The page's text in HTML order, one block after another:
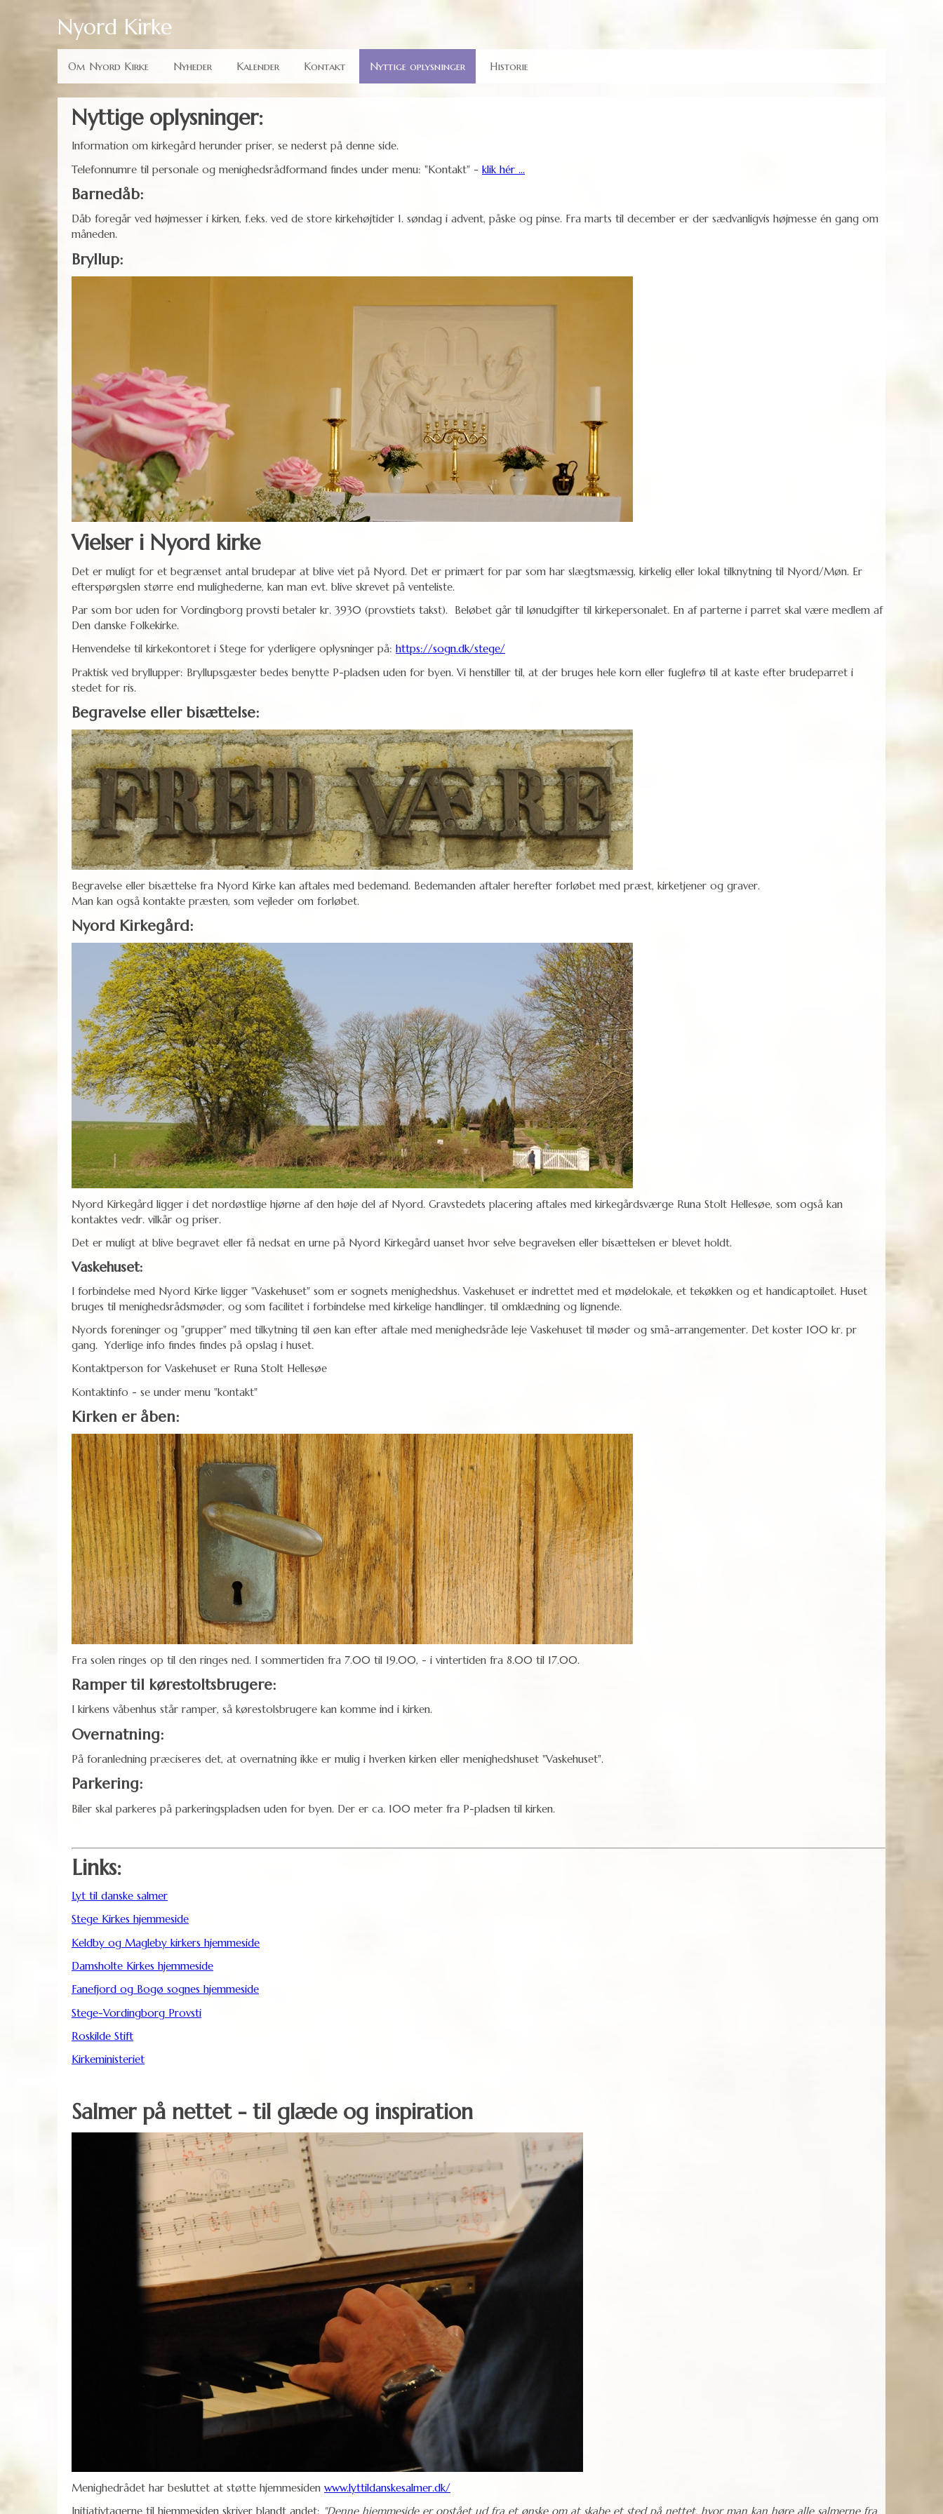
Om Nyord Kirke Nyheder Kalender Kontakt Nyttige oplysninger Historie
Nyttige oplysninger:
Information om kirkegård herunder priser, se nederst på denne side.
Telefonnumre til personale og menighedsrådformand findes under menu: "Kontakt" - klik hér ...
Barnedåb:
Dåb foregår ved højmesser i kirken, f.eks. ved de store kirkehøjtider 1. søndag i advent, påske og pinse. Fra marts til december er der sædvanligvis højmesse én gang om
måneden.
Bryllup:
Vielser i Nyord kirke
Det er muligt for et begrænset antal brudepar at blive viet på Nyord. Det er primært for par som har slægtsmæssig, kirkelig eller lokal tilknytning til Nyord/Møn. Er
efterspørgslen større end mulighederne, kan man evt. blive skrevet på venteliste.
Par som bor uden for Vordingborg provsti betaler kr. 3930 (provstiets takst). Beløbet går til lønudgifter til kirkepersonalet. En af parterne i parret skal være medlem af
Den danske Folkekirke.
Henvendelse til kirkekontoret i Stege for yderligere oplysninger på: https://sogn.dk/stege/
Praktisk ved bryllupper: Bryllupsgæster bedes benytte P-pladsen uden for byen. Vi henstiller til, at der bruges hele korn eller fuglefrø til at kaste efter brudeparret i
stedet for ris.
Begravelse eller bisættelse:
Begravelse eller bisættelse fra Nyord Kirke kan aftales med bedemand. Bedemanden aftaler herefter forløbet med præst, kirketjener og graver.
Man kan også kontakte præsten, som vejleder om forløbet.
Nyord Kirkegård:
Nyord Kirkegård ligger i det nordøstlige hjørne af den høje del af Nyord. Gravstedets placering aftales med kirkegårdsværge Runa Stolt Hellesøe, som også kan
kontaktes vedr. vilkår og priser.
Det er muligt at blive begravet eller få nedsat en urne på Nyord Kirkegård uanset hvor selve begravelsen eller bisættelsen er blevet holdt.
Vaskehuset:
I forbindelse med Nyord Kirke ligger "Vaskehuset" som er sognets menighedshus. Vaskehuset er indrettet med et mødelokale, et tekøkken og et handicaptoilet. Huset
bruges til menighedsrådsmøder, og som facilitet i forbindelse med kirkelige handlinger, til omklædning og lignende.
Nyords foreninger og "grupper" med tilkytning til øen kan efter aftale med menighedsråde leje Vaskehuset til møder og små-arrangementer. Det koster 100 kr. pr
gang. Yderlige info findes findes på opslag i huset.
Kontaktperson for Vaskehuset er Runa Stolt Hellesøe
Kontaktinfo - se under menu "kontakt"
Kirken er åben:
Fra solen ringes op til den ringes ned. I sommertiden fra 7.00 til 19.00, - i vintertiden fra 8.00 til 17.00.
Ramper til kørestoltsbrugere:
I kirkens våbenhus står ramper, så kørestolsbrugere kan komme ind i kirken.
Overnatning:
På foranledning præciseres det, at overnatning ikke er mulig i hverken kirken eller menighedshuset "Vaskehuset".
Parkering:
Biler skal parkeres på parkeringspladsen uden for byen. Der er ca. 100 meter fra P-pladsen til kirken.
Links:
Lyt til danske salmer
Stege Kirkes hjemmeside
Keldby og Magleby kirkers hjemmeside
Damsholte Kirkes hjemmeside
Fanefjord og Bogø sognes hjemmeside
Stege-Vordingborg Provsti
Roskilde Stift
Kirkeministeriet
Salmer på nettet - til glæde og inspiration
Menighedrådet har besluttet at støtte hjemmesiden www.lyttildanskesalmer.dk/
Initiativtagerne til hjemmesiden skriver blandt andet: "Denne hjemmeside er opstået ud fra et ønske om at skabe et sted på nettet, hvor man kan høre alle salmerne fra